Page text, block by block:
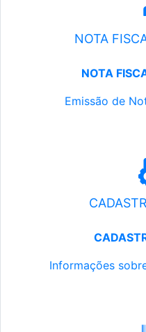
NOTA
NOTA
Emissão de
Informações